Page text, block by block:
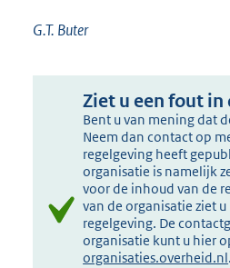
G.T. Buter
Ziet u een fout in
Bent u van mening dat
Neem dan contact op
regelgeving heeft
organisatie is namelijk
voor de inhoud van de
van de organisatie ziet
regelgeving. De
organisatie kunt u hier
organisaties.overheid.nl.